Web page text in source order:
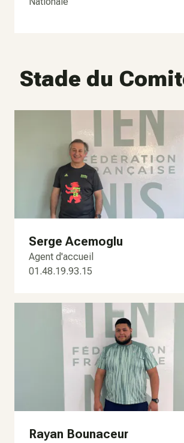
Stade du
Serge Acemoglu
Agent d'accueil
01.48.19.93.15
Rayan Bounaceur